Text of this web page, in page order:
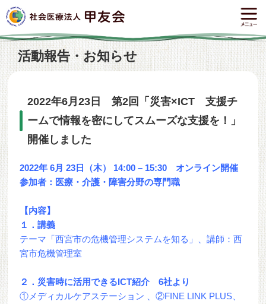
活動報告・お知らせ
2022年6月23日 第2回「災害×ICT 支援チ
ームで情報を密にしてスムーズな支援を！」
開催しました
2022年 6月 23日（木） 14:00 – 15:30 オンライン開催
参加者：医療・介護・障害分野の専門職
【内容】
１．講義
テーマ「西宮市の危機管理システムを知る」、講師：西
宮市危機管理室
２．災害時に活用できるICT紹介6社より
①メディカルケアステーション 、②FINE LINK PLUS、